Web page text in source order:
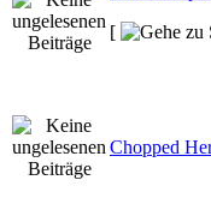
[
Chopped